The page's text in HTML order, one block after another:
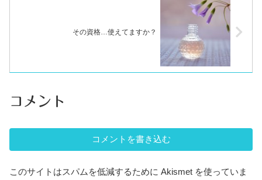
その資格…使えてますか？
コメント
コメントを書き込む
このサイトはスパムを低減するために Akismet を使っていま